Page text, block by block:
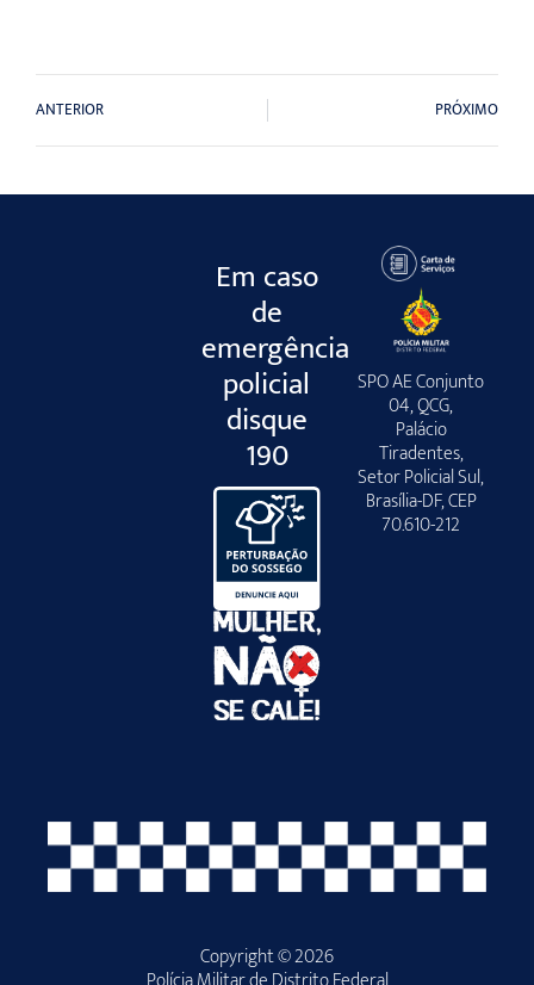
ANTERIOR PRÓXIMO
Em caso
de
emergência
policial
disque
190
SPO AE Conjunto
04, QCG,
Palácio
Tiradentes,
Setor Policial Sul,
Brasília-DF, CEP
70.610-212
Copyright © 2026